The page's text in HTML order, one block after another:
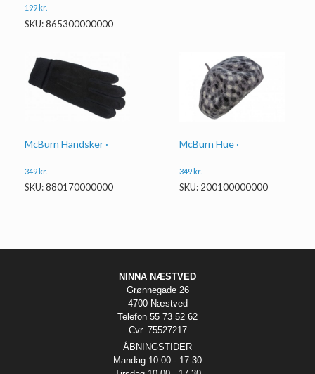
199 kr.
SKU: 865300000000
McBurn Handsker ·
349kr.
SKU: 880170000000
McBurn Hue ·
349kr.
SKU: 200100000000
NINNA NÆSTVED
Grønnegade 26
4700 Næstved
Telefon 55 73 52 62
Cvr. 75527217
ÅBNINGSTIDER
Mandag 10.00 - 17.30